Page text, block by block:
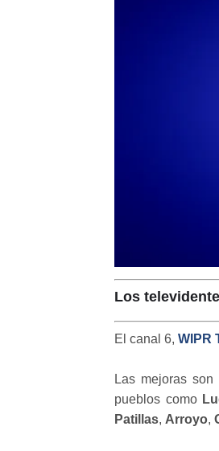
Los
El canal 6, WIPR
Las mejoras
pueblos como
Patillas, Arroyo,